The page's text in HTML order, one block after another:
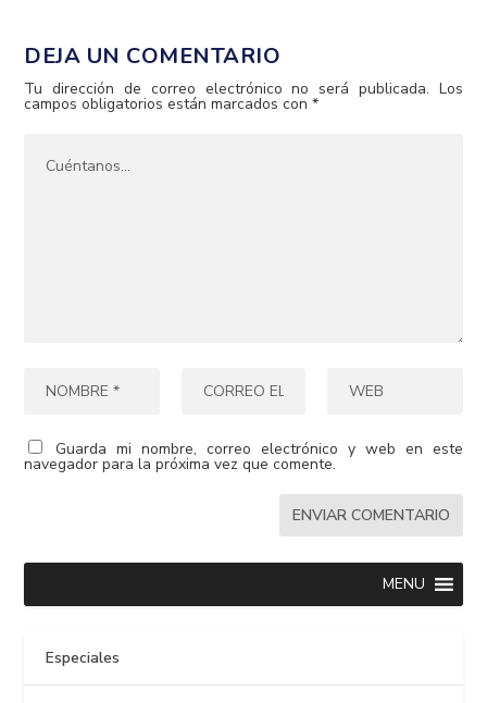
DEJA UN COMENTARIO
Tu dirección de correo electrónico no será publicada. Los
campos obligatorios están marcados con*
Guarda mi nombre, correo electrónico y web en este
navegador para la próxima vez que comente.
MENU
Especiales